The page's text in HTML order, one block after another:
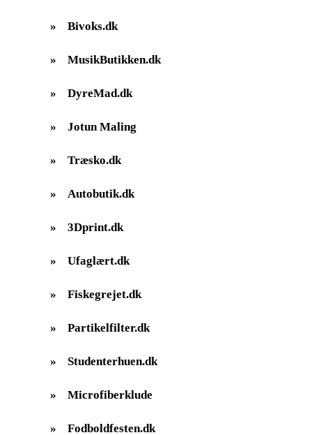
» Bivoks.dk
» MusikButikken.dk
» DyreMad.dk
» Jotun Maling
» Træsko.dk
» Autobutik.dk
» 3Dprint.dk
» Ufaglært.dk
» Fiskegrejet.dk
» Partikelfilter.dk
» Studenterhuen.dk
» Microfiberklude
» Fodboldfesten.dk